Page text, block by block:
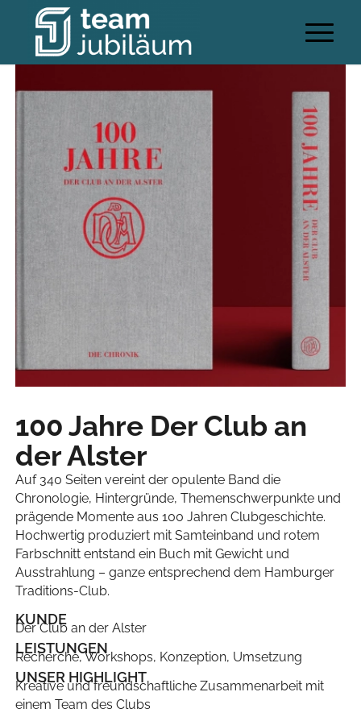
100 Jahre Der Club an
der Alster
Auf 340 Seiten vereint der opulente Band die
Chronologie, Hintergründe, Themenschwerpunkte und
prägende Momente aus 100 Jahren Clubgeschichte.
Hochwertig produziert mit Samteinband und rotem
Farbschnitt entstand ein Buch mit Gewicht und
Ausstrahlung – ganze entsprechend dem Hamburger
Traditions-Club.
KUNDE
Der Club an der Alster
LEISTUNGEN
Recherche, Workshops, Konzeption, Umsetzung
UNSER HIGHLIGHT
Kreative und freundschaftliche Zusammenarbeit mit
einem Team des Clubs